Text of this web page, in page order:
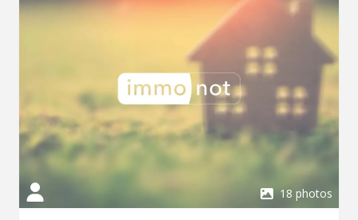
18 photos